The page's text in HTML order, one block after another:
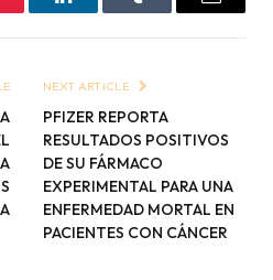
LinkedInTumblr Email
NEXT ARTICLE
PFIZER REPORTA
RESULTADOS POSITIVOS
DE SU FÁRMACO
EXPERIMENTAL PARA UNA
ENFERMEDAD MORTAL EN
PACIENTES CON CÁNCER